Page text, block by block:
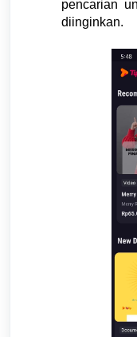
pencarian
diinginkan.